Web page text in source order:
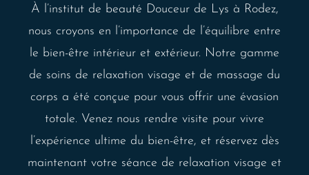
À l’institut de beauté Douceur de Lys à Rodez,
nous croyons en l’importance de l’équilibre entre
le bien-être intérieur et extérieur. Notre gamme
de soins de relaxation visage et de massage du
corps a été conçue pour vous offrir une évasion
totale. Venez nous rendre visite pour vivre
l’expérience ultime du bien-être, et réservez dès
maintenant votre séance de relaxation visage et